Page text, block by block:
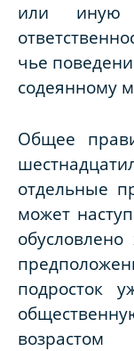
или иную
чье
содеянному
Общее
отдельные
может
подросток
возрастом